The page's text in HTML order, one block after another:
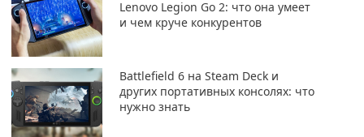
Lenovo Legion Go 2: что она умеет
и чем круче конкурентов
Battlefield 6 на Steam Deck и
других портативных консолях: что
нужно знать